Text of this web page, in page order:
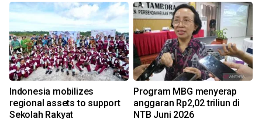
Indonesia mobilizes
regional assets to support
Sekolah Rakyat
Program MBG menyerap
anggaran Rp2,02 triliun di
NTB Juni 2026